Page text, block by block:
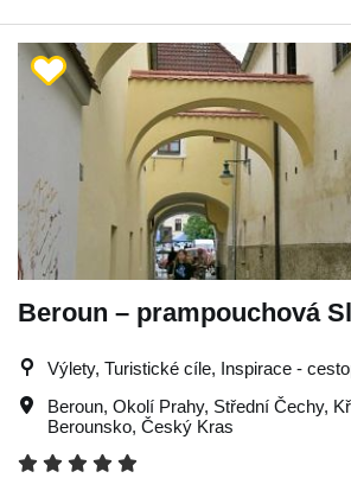
Beroun – prampouchová
Výlety, Turistické cíle, Inspirace -
Beroun, Okolí Prahy, Střední Čechy,
Berounsko, Český Kras